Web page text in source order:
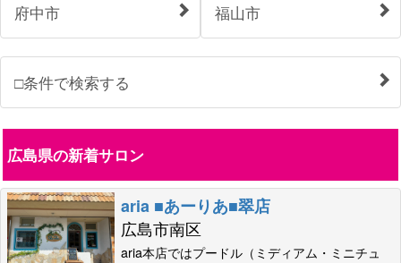
府中市 福山市
□条件で検索する
広島県の新着サロン
aria ■あーりあ■翠店
広島市南区
aria本店ではプードル（ミディアム・ミニチュ